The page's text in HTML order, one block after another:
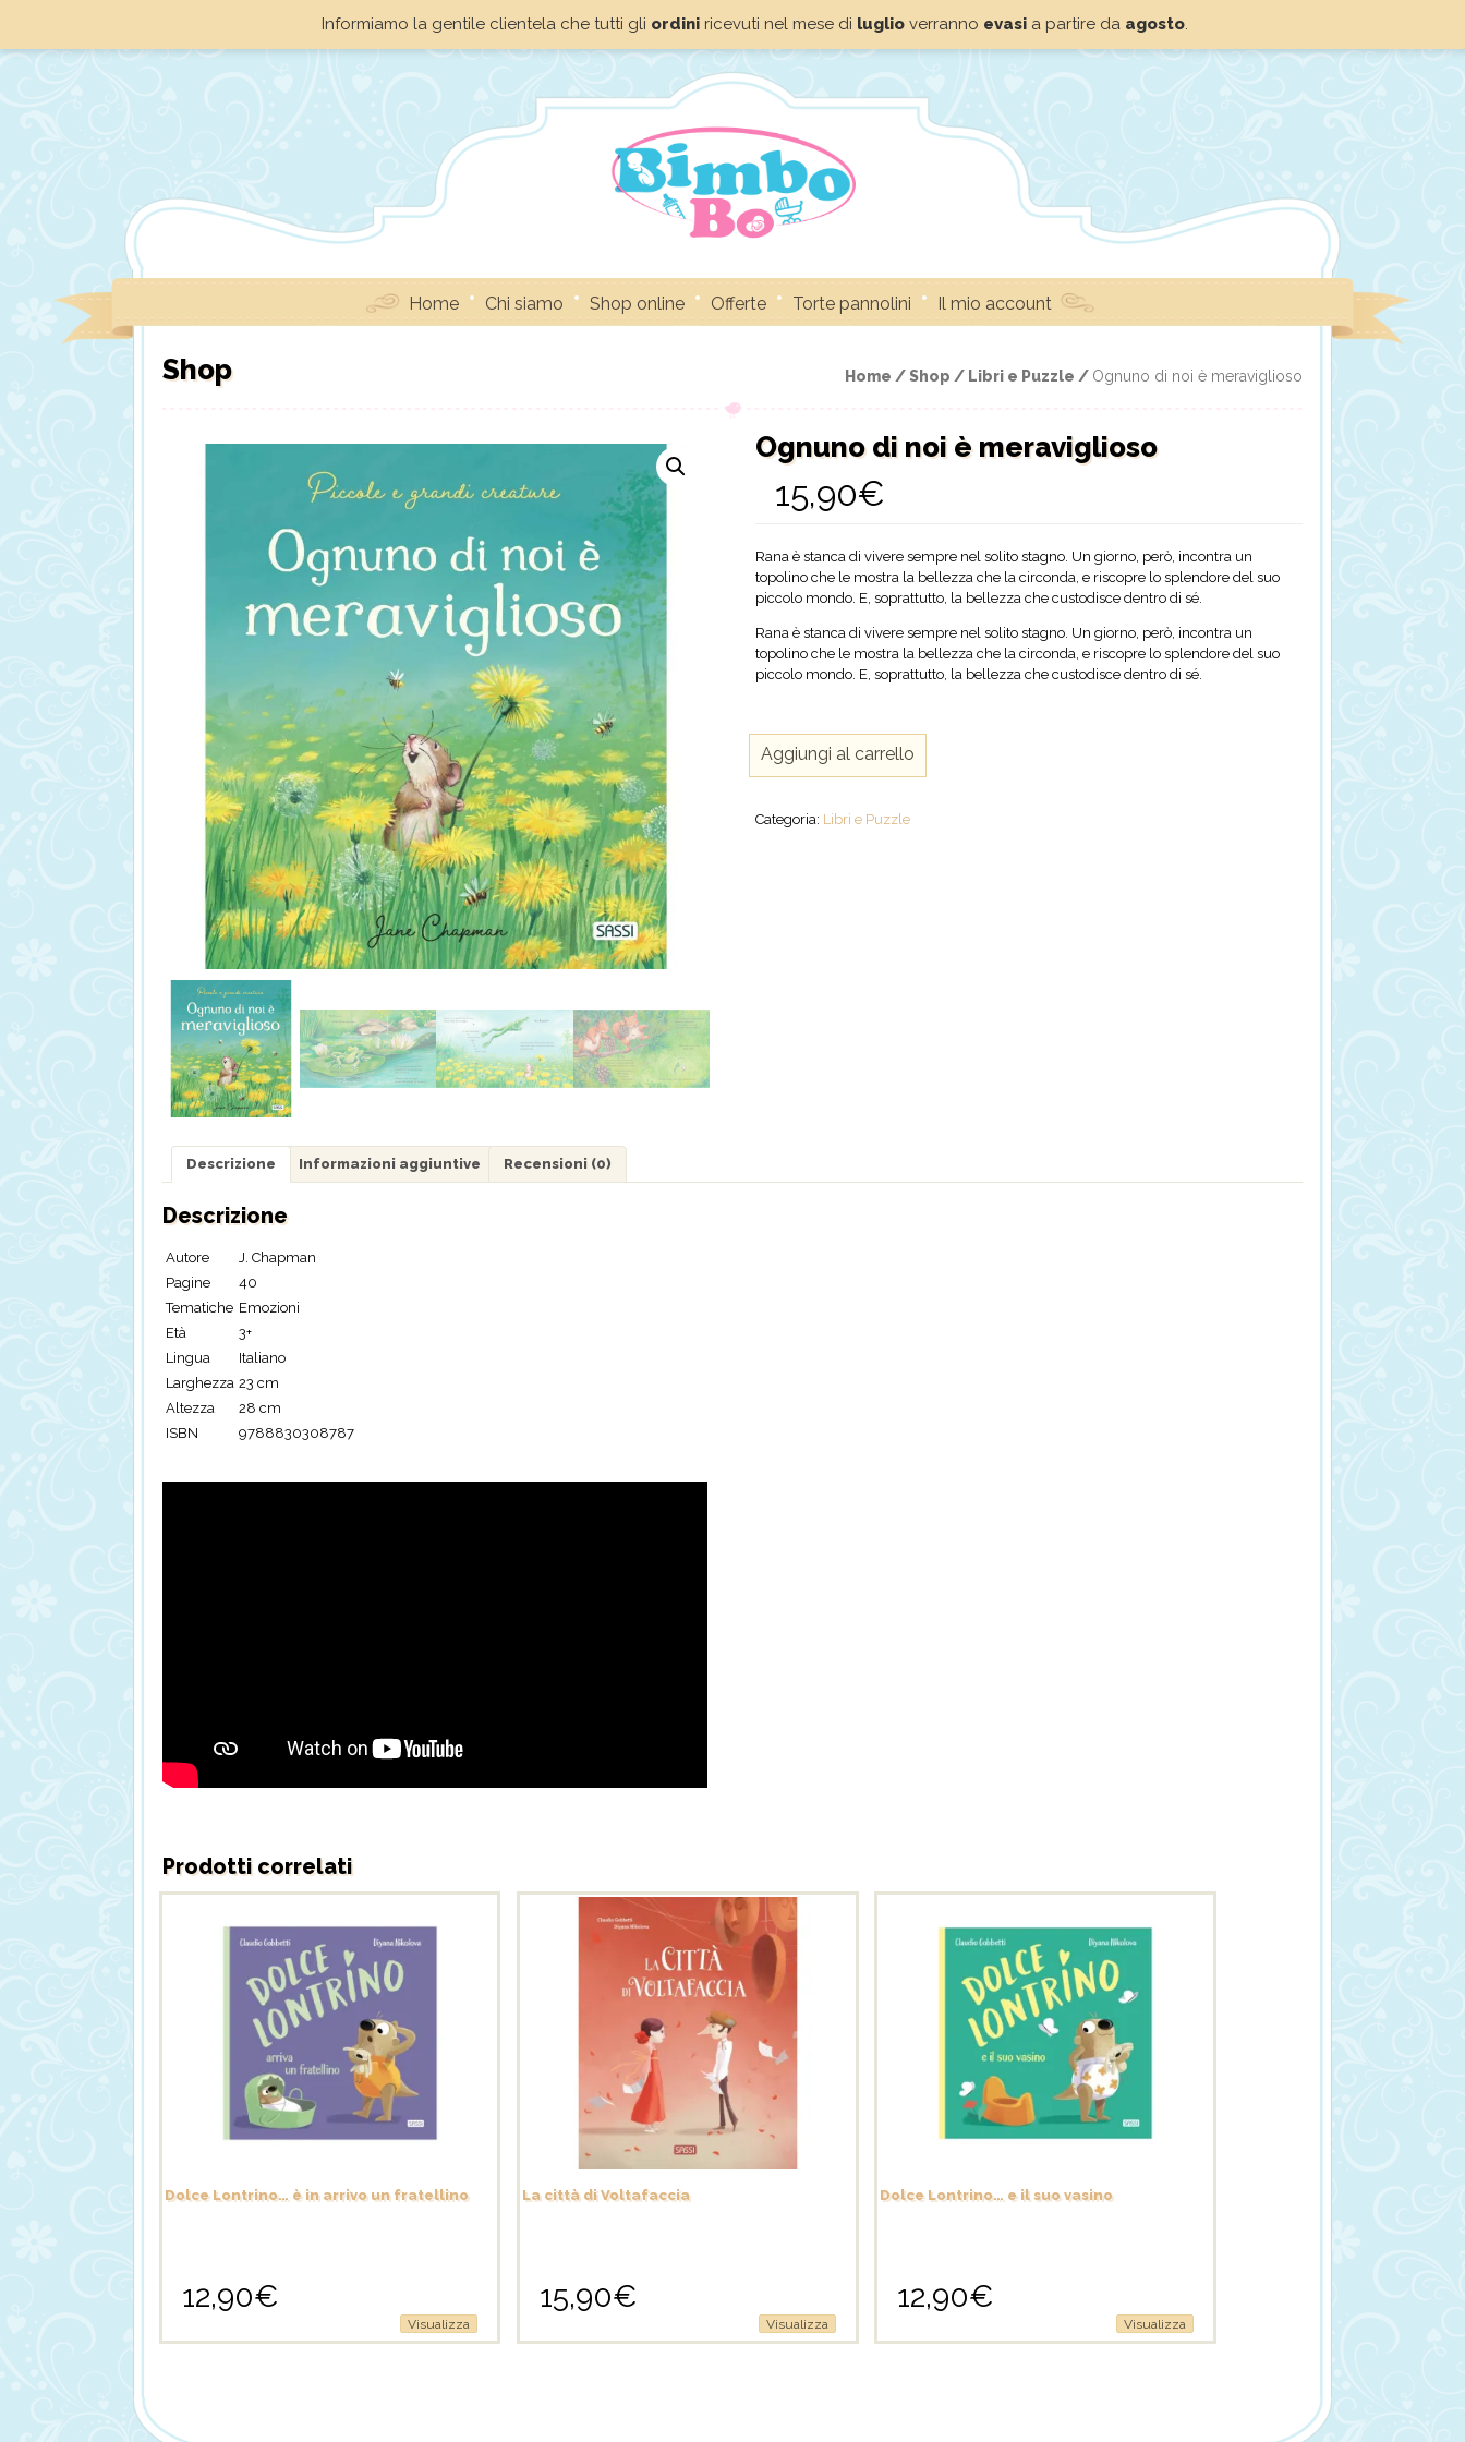
Informiamo la gentile clientela che tutti gli ordiniricevuti nel mese di luglioverranno evasia partire da agosto.
Home Chi siamo Shop online Offerte Torte pannolini Il mio account
Home /Shop / Libri e Puzzle / Ognuno di noi è meraviglioso
Shop
Ognuno di noi è meraviglioso
15,90€
Rana è stanca di vivere sempre nel solito stagno. Un giorno, però, incontra un
topolino che le mostra la bellezza che la circonda, e riscopre lo splendore del suo
piccolo mondo. E, soprattutto, la bellezza che custodisce dentro di sé.
Rana è stanca di vivere sempre nel solito stagno. Un giorno, però, incontra un
topolino che le mostra la bellezza che la circonda, e riscopre lo splendore del suo
piccolo mondo. E, soprattutto, la bellezza che custodisce dentro di sé.
di
meraviglioso
Aggiungi al carrello
Categoria: Libri e Puzzle
Descrizione Informazioni aggiuntive Recensioni (0)
Descrizione
Autore
J. Chapman
Pagine
40
Tematiche Emozioni
Età
3+
Lingua
Italiano
Larghezza 23 cm
Altezza
28 cm
ISBN
9788830308787
Prodotti correlati
Dolce Lontrino… è in arrivo un fratellino
12,90€
Visualizza
La città di Voltafaccia
15,90€
Visualizza
Dolce Lontrino… e il suo vasino
12,90€
Visualizza